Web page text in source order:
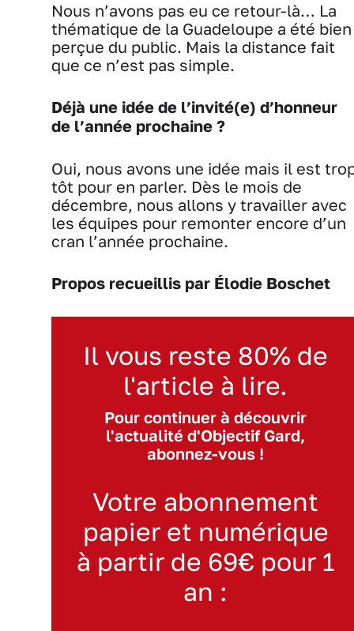
Nous n’avons pas eu ce retour-là… La
thématique de la Guadeloupe a été bien
perçue du public. Mais la distance fait
que ce n’est pas simple.
Déjà une idée de l’invité(e) d’honneur
de l’année prochaine ?
Oui, nous avons une idée mais il est
tôt pour en parler. Dès le mois de
décembre, nous allons y travailler avec
les équipes pour remonter encore d’un
cran l’année prochaine.
Propos recueillis par Élodie Boschet
Il vous reste 80% de
l'article à lire.
Pour continuer à découvrir
l'actualité d'Objectif Gard,
abonnez-vous !
Votre abonnement
papier et numérique
à partir de 69€ pour 1
an :